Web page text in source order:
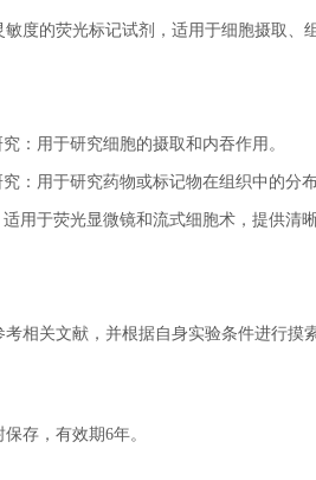
敏度的荧光标记试剂，适用于细胞摄取、
：用于研究细胞的摄取和内吞作用。
：用于研究药物或标记物在组织中的分布
用于荧光显微镜和流式细胞术，提供清
相关文献，并根据自身实验条件进行摸
存，有效期6年。